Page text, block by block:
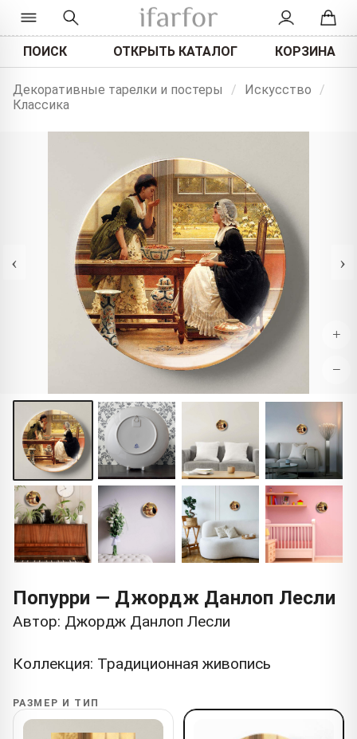
ПОИСК ОТКРЫТЬ КАТАЛОГ КОРЗИНА
Декоративные тарелки и постеры / Искусство
/
Классика
‹ ›
+
−
Попурри — Джордж Данлоп Лесли
Автор: Джордж Данлоп Лесли
Коллекция: Традиционная живопись
РАЗМЕР И ТИП